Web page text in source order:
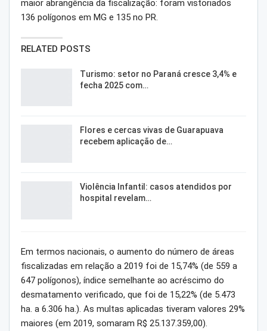
maior abrangência da fiscalização: foram vistoriados
136 polígonos em MG e 135 no PR.
RELATED POSTS
Turismo: setor no Paraná cresce 3,4% e
fecha 2025 com…
Flores e cercas vivas de Guarapuava
recebem aplicação de…
Violência Infantil: casos atendidos por
hospital revelam…
Em termos nacionais, o aumento do número de áreas
fiscalizadas em relação a 2019 foi de 15,74% (de 559 a
647 polígonos), índice semelhante ao acréscimo do
desmatamento verificado, que foi de 15,22% (de 5.473
ha. a 6.306 ha.). As multas aplicadas tiveram valores 29%
maiores (em 2019, somaram R$ 25.137.359,00).